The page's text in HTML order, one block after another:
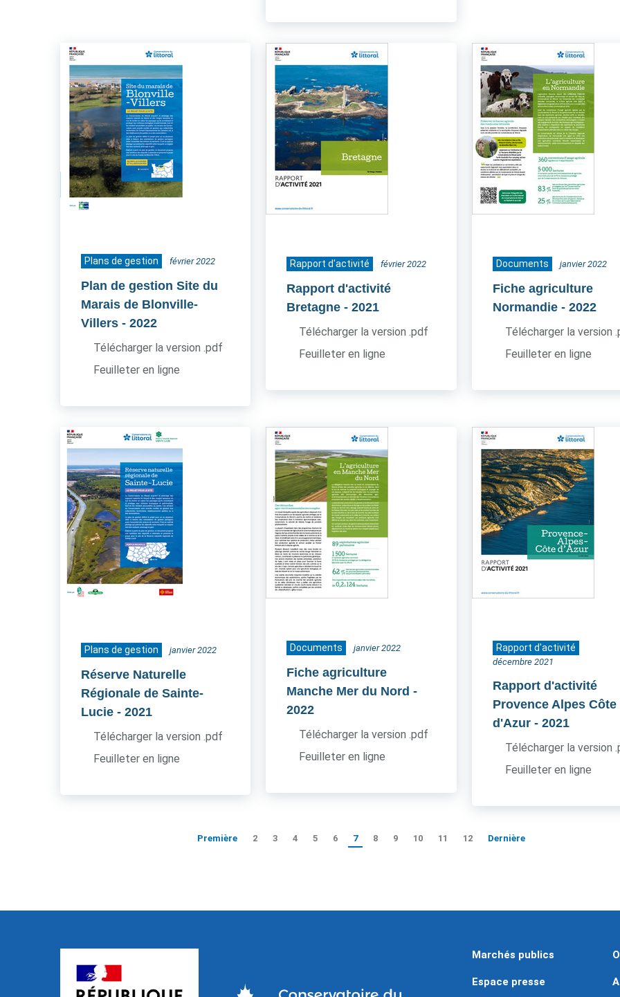
Plans de gestion février 2022
Plan de gestion Site du
Marais de Blonville-
Villers - 2022
Télécharger la version .pdf
Feuilleter en ligne
Rapport d'activité février 2022
Rapport d'activité
Bretagne - 2021
Télécharger la version .pdf
Feuilleter en ligne
Documents janvier 2022
Fiche agriculture
Normandie - 2022
Télécharger la version
Feuilleter en ligne
Plans de gestion janvier 2022
Réserve Naturelle
Régionale de Sainte-
Lucie - 2021
Télécharger la version .pdf
Feuilleter en ligne
Documents janvier 2022
Fiche agriculture
Manche Mer du Nord -
2022
Télécharger la version .pdf
Feuilleter en ligne
Rapport d'activité
décembre 2021
Rapport d'activité
Provence Alpes Côte
d'Azur - 2021
Télécharger la version
Feuilleter en ligne
Première 2 3 4 5 6 7 8 9 10 11 12 Dernière
Marchés publics
Espace presse